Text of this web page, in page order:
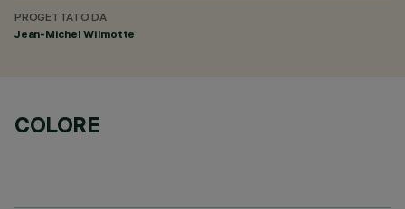
PROGETTATO DA
Jean-Michel Wilmotte
COLORE